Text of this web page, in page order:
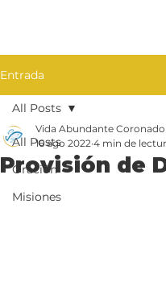
Entrada
All Posts
Oración
Misiones
All Posts
Provisión de
Vida Abundante Coronado
16 ago 2022 4 min de